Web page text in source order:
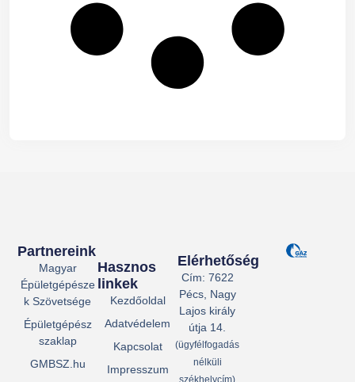
Elérhetőség
Cím: 7622
Pécs, Nagy
Lajos király
útja 14.
(ügyfélfogadás
nélküli
székhelycím)
Hasznos
linkek
Kezdőoldal
Adatvédelem
Kapcsolat
Impresszum
Partnereink
Magyar
Épületgépésze
k Szövetsége
Épületgépész
szaklap
GMBSZ.hu